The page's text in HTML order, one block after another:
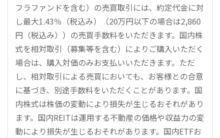
フラファンドを含む）の売買取引には、約定代金に対
し最大1.43％（税込み）（20万円以下の場合は2,860
円（税込み））の売買手数料をいただきます。国内株
式を相対取引（募集等を含む）によりご購入いただく
場合は、購入対価のみお支払いいただきます。ただ
し、相対取引による売買においても、お客様との合意
に基づき、別途手数料をいただくことがあります。国
内株式は株価の変動により損失が生じるおそれがあり
ます。国内REITは運用する不動産の価格や収益力の変
動により損失が生じるおそれがあります。国内ETFお